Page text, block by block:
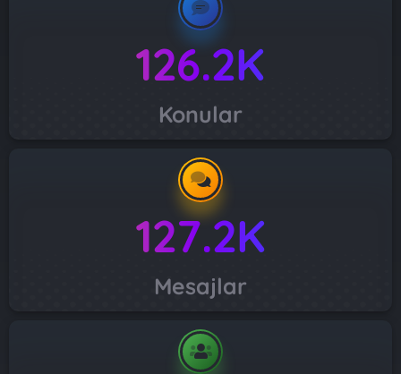
126.2K
Konular
127.2K
Mesajlar